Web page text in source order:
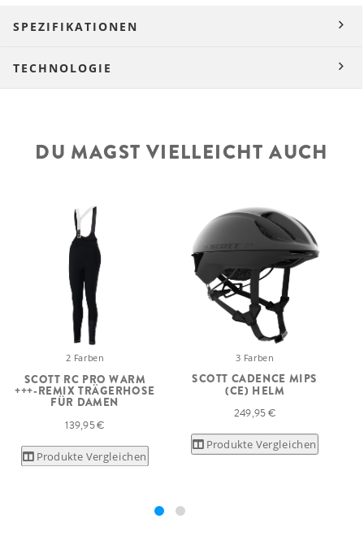
SPEZIFIKATIONEN
TECHNOLOGIE
DU MAGST VIELLEICHT AUCH
2 Farben
SCOTT RC PRO WARM
+++-REMIX TRÄGERHOSE
FÜR DAMEN
139,95 €
Produkte Vergleichen
3 Farben
SCOTT CADENCE MIPS
(CE) HELM
249,95 €
Produkte Vergleichen